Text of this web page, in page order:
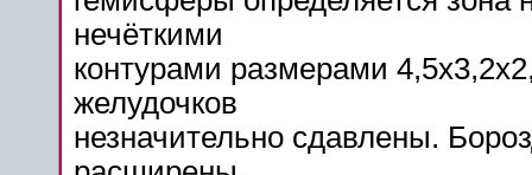
нечёткими
контурами размерами
желудочков
незначительно сдавлены.